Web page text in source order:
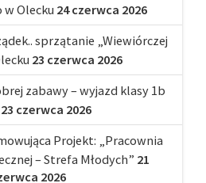
w Olecku 24 czerwca 2026
sprzątanie „Wiewiórczej
23 czerwca 2026
zabawy – wyjazd klasy 1b
23 czerwca 2026
Projekt: „Pracownia
– Strefa Młodych” 21
2026